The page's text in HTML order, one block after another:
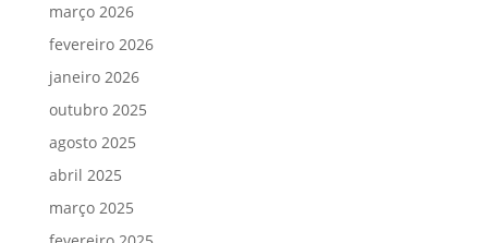
março 2026
fevereiro 2026
janeiro 2026
outubro 2025
agosto 2025
abril 2025
março 2025